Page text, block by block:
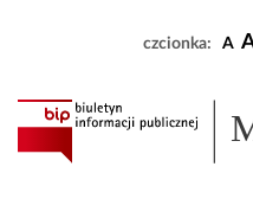
czcionka: A